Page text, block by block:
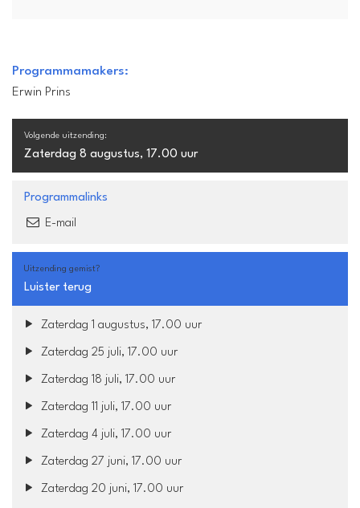
Programmamakers:
Erwin Prins
Volgende uitzending:
Zaterdag 8 augustus, 17.00 uur
Programmalinks
E-mail
Uitzending gemist?
Luister terug
Zaterdag 1 augustus, 17.00 uur
Zaterdag 25 juli, 17.00 uur
Zaterdag 18 juli, 17.00 uur
Zaterdag 11 juli, 17.00 uur
Zaterdag 4 juli, 17.00 uur
Zaterdag 27 juni, 17.00 uur
Zaterdag 20 juni, 17.00 uur